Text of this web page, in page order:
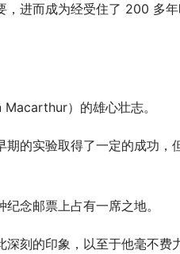
，进而成为经受住了 200 多
）的雄心壮志。
期的实验取得了一定的成功，
念邮票上占有一席之地。
深刻的印象，以至于他毫不费